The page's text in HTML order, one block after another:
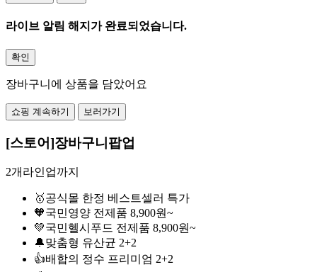
라이브 알림 해지가 완료되었습니다.
확인
장바구니에 상품을 담았어요
쇼핑 계속하기 보러가기
[스토어]장바구니팝업
2개라인업까지
🥇공식몰 한정 베스트셀러 특가
🧡국민영양 전제품 8,900원~
💚국민헬시푸드 전제품 8,900원~
🔔맞춤형 유산균 2+2
👍배합의 정수 프리미엄 2+2